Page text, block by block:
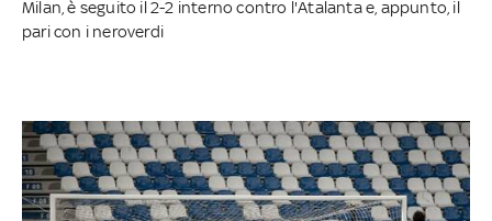
Milan, è seguito il 2-2 interno contro l'Atalanta e, appunto, il
pari con i neroverdi